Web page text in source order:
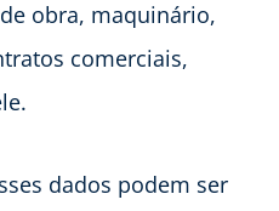
obra, maquinário,
comerciais,
dados podem ser